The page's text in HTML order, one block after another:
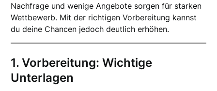
Nachfrage und wenige Angebote sorgen für starken
Wettbewerb. Mit der richtigen Vorbereitung kannst
du deine Chancen jedoch deutlich erhöhen.
1. Vorbereitung: Wichtige
Unterlagen